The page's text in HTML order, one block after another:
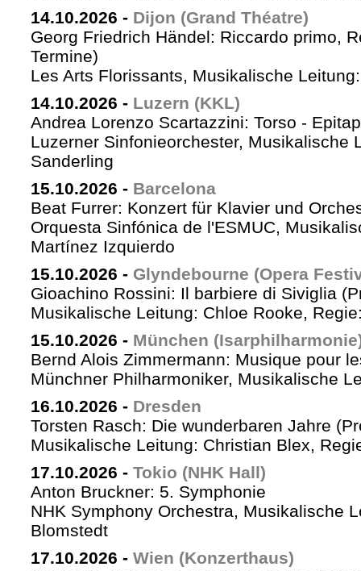
14.10.2026 - Dijon (Grand Théatre)
Georg Friedrich Händel: Riccardo primo,
Termine)
Les Arts Florissants, Musikalische
14.10.2026 - Luzern (KKL)
Andrea Lorenzo Scartazzini: Torso -
Luzerner Sinfonieorchester, Musikalische
Sanderling
15.10.2026 - Barcelona
Beat Furrer: Konzert für Klavier und
Orquesta Sinfónica de l'ESMUC,
Martínez Izquierdo
15.10.2026 - Glyndebourne (Opera
Gioachino Rossini: Il barbiere di Siviglia
Musikalische Leitung: Chloe Rooke,
15.10.2026 - München
Bernd Alois Zimmermann: Musique pour
Münchner Philharmoniker, Musikalische
16.10.2026 - Dresden
Torsten Rasch: Die wunderbaren Jahre
Musikalische Leitung: Christian Blex,
17.10.2026 - Tokio (NHK Hall)
Anton Bruckner: 5. Symphonie
NHK Symphony Orchestra, Musikalische
Blomstedt
17.10.2026 - Wien (Konzerthaus)